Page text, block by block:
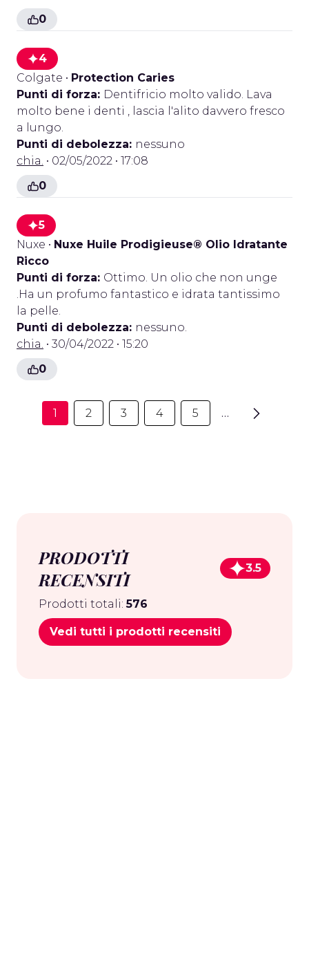
0
4
Colgate • Protection Caries
Punti di forza: Dentifricio molto valido. Lava
molto bene i denti , lascia l'alito davvero fresco
a lungo.
Punti di debolezza: nessuno
chia. • 02/05/2022 • 17:08
0
5
Nuxe • Nuxe Huile Prodigieuse® Olio Idratante
Ricco
Punti di forza: Ottimo. Un olio che non unge
.Ha un profumo fantastico e idrata tantissimo
la pelle.
Punti di debolezza: nessuno.
chia. • 30/04/2022 • 15:20
0
1 2 3 4 5 …
PRODOTTI
RECENSITI
3.5
Prodotti totali:576
Vedi tutti i prodotti recensiti